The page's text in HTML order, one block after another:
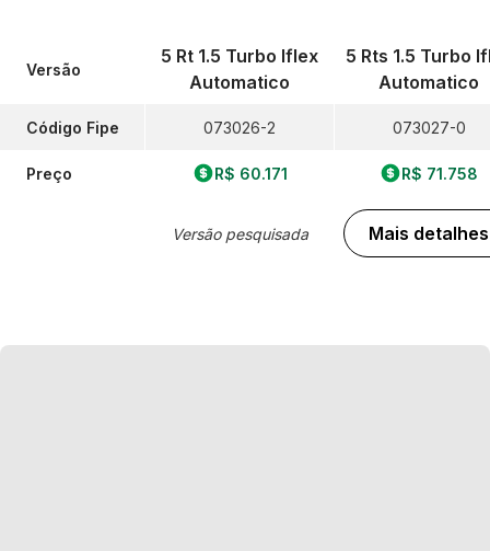
Versão
Código Fipe
Preço
5 Rt 1.5 Turbo Iflex
Automatico
073026-2
R$ 60.171
Versão pesquisada
5 Rts 1.5 Turbo
Automatico
073027-0
R$ 71.758
Mais detalhes